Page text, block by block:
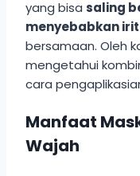
yang bisa saling
menyebabkan
bersamaan. Oleh
mengetahui
cara
Manfaat
Wajah